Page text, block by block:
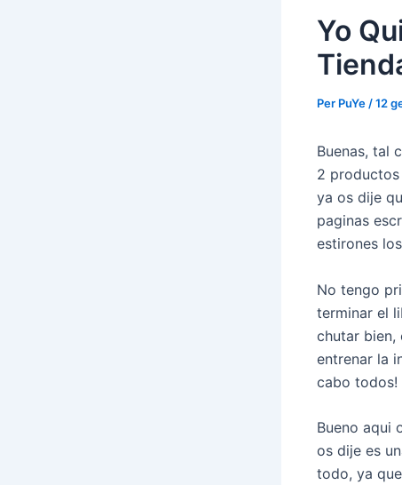
Yo
Per PuYe /12
Buenas, tal
2
ya os dije
paginas
estirones
No tengo
terminar el
chutar bien,
entrenar la
cabo todos!
Bueno aqui
os dije es
todo, ya